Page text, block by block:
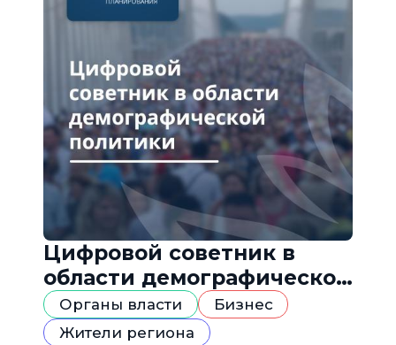
Цифровой советник в
области демографической
политики
Органы власти
Бизнес
Жители региона